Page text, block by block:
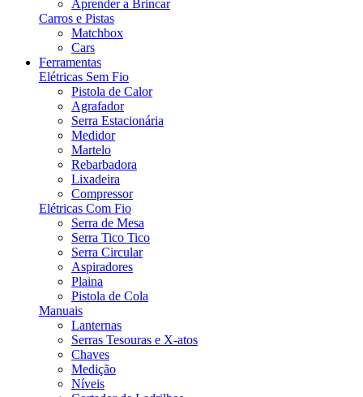
Aprender a Brincar
Carros e Pistas
Matchbox
Cars
Ferramentas
Elétricas Sem Fio
Pistola de Calor
Agrafador
Serra Estacionária
Medidor
Martelo
Rebarbadora
Lixadeira
Compressor
Elétricas Com Fio
Serra de Mesa
Serra Tico Tico
Serra Circular
Aspiradores
Plaina
Pistola de Cola
Manuais
Lanternas
Serras Tesouras e X-atos
Chaves
Medição
Níveis